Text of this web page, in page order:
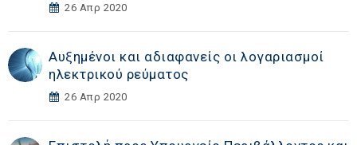
26 Απρ 2020
Αυξημένοι και αδιαφανείς οι λογαριασμοί
ηλεκτρικού ρεύματος
26 Απρ 2020